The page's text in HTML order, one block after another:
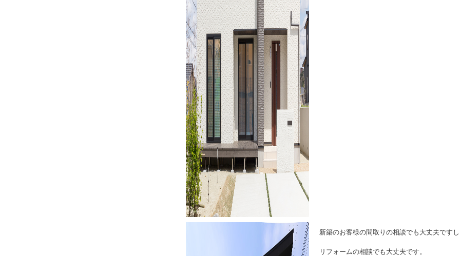
新築のお客様の間取りの相談でも
リフォームの相談でも大